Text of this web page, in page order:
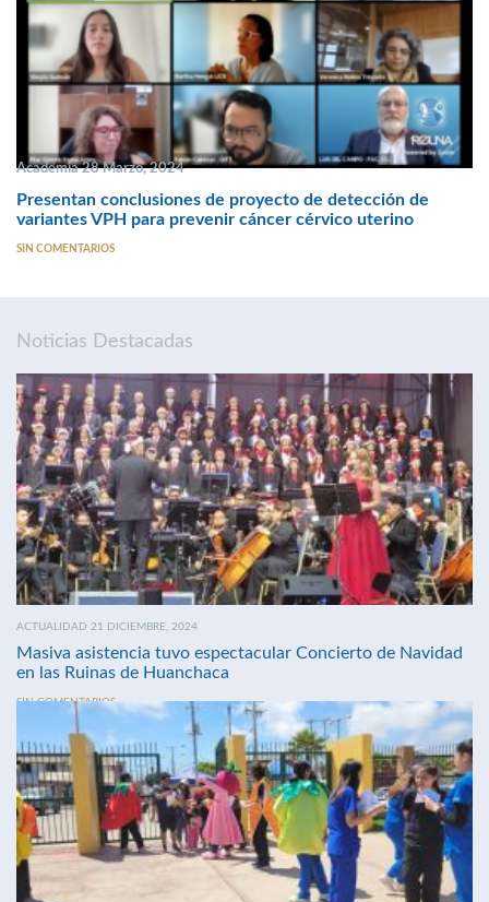
Academia 28 Marzo, 2024
Presentan conclusiones de proyecto de detección de
variantes VPH para prevenir cáncer cérvico uterino
SIN COMENTARIOS
Noticias Destacadas
ACTUALIDAD 21 DICIEMBRE, 2024
Masiva asistencia tuvo espectacular Concierto de Navidad
en las Ruinas de Huanchaca
SIN COMENTARIOS